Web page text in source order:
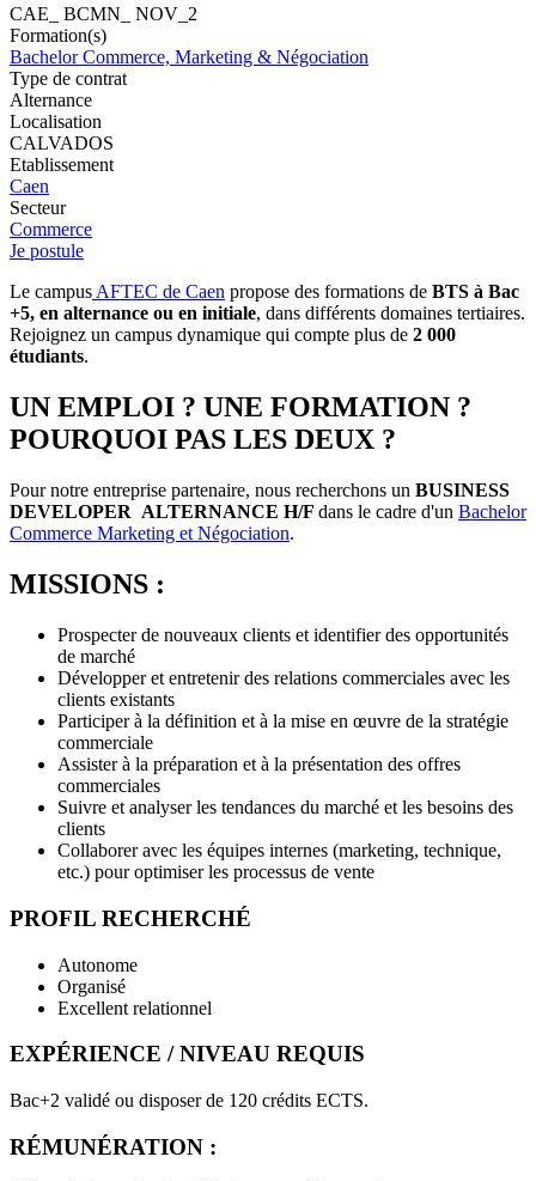
CAE_ BCMN_ NOV_2
Formation(s)
Bachelor Commerce, Marketing & Négociation
Type de contrat
Alternance
Localisation
CALVADOS
Etablissement
Caen
Secteur
Commerce
Je postule
Le campusAFTEC de Caen propose des formations de BTS à Bac
+5, en alternance ou en initiale, dans différents domaines tertiaires.
Rejoignez un campus dynamique qui compte plus de 2 000
étudiants.
UN EMPLOI ? UNE FORMATION ?
POURQUOI PAS LES DEUX ?
Pour notre entreprise partenaire, nous recherchons un BUSINESS
DEVELOPER ALTERNANCE H/F dans le cadre d'un Bachelor
Commerce Marketing et Négociation.
MISSIONS :
Prospecter de nouveaux clients et identifier des opportunités
de marché
Développer et entretenir des relations commerciales avec les
clients existants
Participer à la définition et à la mise en œuvre de la stratégie
commerciale
Assister à la préparation et à la présentation des offres
commerciales
Suivre et analyser les tendances du marché et les besoins des
clients
Collaborer avec les équipes internes (marketing, technique,
etc.) pour optimiser les processus de vente
PROFIL RECHERCHÉ
Autonome
Organisé
Excellent relationnel
EXPÉRIENCE / NIVEAU REQUIS
Bac+2 validé ou disposer de 120 crédits ECTS.
RÉMUNÉRATION :